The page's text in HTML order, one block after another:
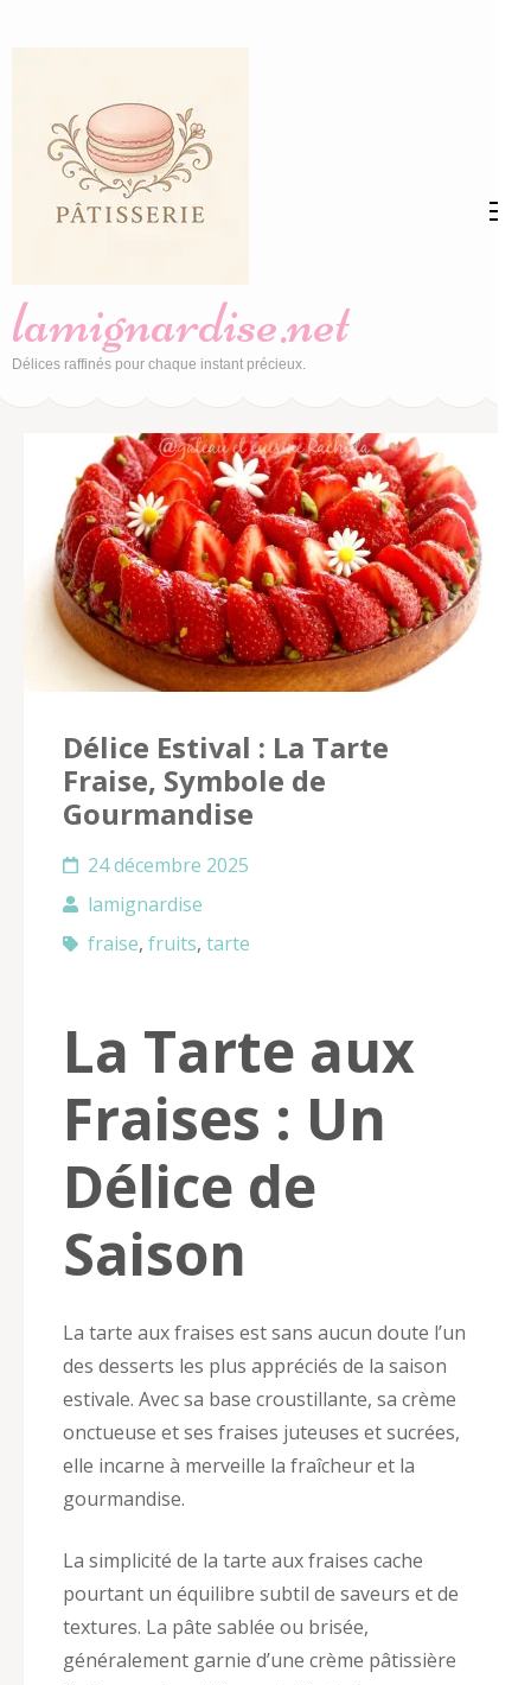
(Pressez
Entrée)
lamignardise.net
Délices raffinés pour chaque instant précieux.
Délice Estival : La Tarte
Fraise, Symbole de
Gourmandise
24 décembre 2025
lamignardise
fraise, fruits, tarte
La Tarte aux
Fraises : Un
Délice de
Saison
La tarte aux fraises est sans aucun doute l’un
des desserts les plus appréciés de la saison
estivale. Avec sa base croustillante, sa crème
onctueuse et ses fraises juteuses et sucrées,
elle incarne à merveille la fraîcheur et la
gourmandise.
La simplicité de la tarte aux fraises cache
pourtant un équilibre subtil de saveurs et de
textures. La pâte sablée ou brisée,
généralement garnie d’une crème pâtissière